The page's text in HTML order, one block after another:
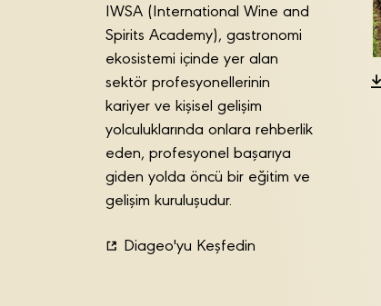
IWSA (International Wine and
Spirits Academy), gastronomi
ekosistemi içinde yer alan
sektör profesyonellerinin
kariyer ve kişisel gelişim
yolculuklarında onlara rehberlik
eden, profesyonel başarıya
giden yolda öncü bir eğitim ve
gelişim kuruluşudur.
Diageo'yu Keşfedin